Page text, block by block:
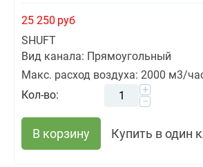
25 250 руб
SHUFT
Вид канала: Прямоугольный
Макс. расход воздуха: 2000 м3/
Кол-во:
+
−
В корзину Купить в один